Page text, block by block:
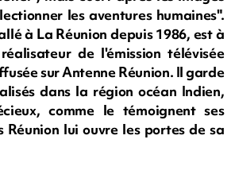
les aventures humaines".
à La Réunion depuis 1986, est à
de l'émission télévisée
sur Antenne Réunion. Il garde
dans la région océan Indien,
comme le témoignent ses
Réunion lui ouvre les portes de sa